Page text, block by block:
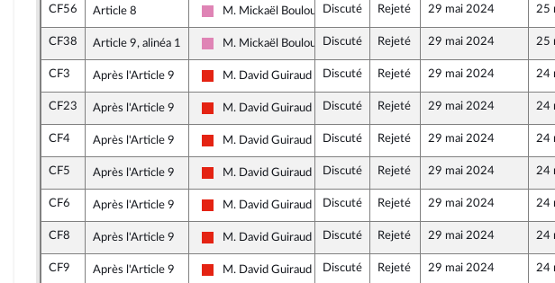
CF56 Article 8
Socialistes et apparentés
M. Mickaël Bouloux Discuté Rejeté 29 mai 2024 25
CF38 Article 9, alinéa 1
Socialistes et apparentés
M. Mickaël Bouloux Discuté Rejeté 29 mai 2024 25
CF3 Après l'Article 9
La France insoumise - Nouvelle Union Populaire écologique et
M. David Guiraud Discuté Rejeté 29 mai 2024 24
CF23 Après l'Article 9
La France insoumise - Nouvelle Union Populaire écologique et
M. David Guiraud Discuté Rejeté 29 mai 2024 24
CF4 Après l'Article 9
La France insoumise - Nouvelle Union Populaire écologique et
M. David Guiraud Discuté Rejeté 29 mai 2024 24
CF5 Après l'Article 9
La France insoumise - Nouvelle Union Populaire écologique et
M. David Guiraud Discuté Rejeté 29 mai 2024 24
CF6 Après l'Article 9
La France insoumise - Nouvelle Union Populaire écologique et
M. David Guiraud Discuté Rejeté 29 mai 2024 24
CF8 Après l'Article 9
La France insoumise - Nouvelle Union Populaire écologique et
M. David Guiraud Discuté Rejeté 29 mai 2024 24
CF9 Après l'Article 9
La France insoumise - Nouvelle Union Populaire écologique et
M. David Guiraud Discuté Rejeté 29 mai 2024 24